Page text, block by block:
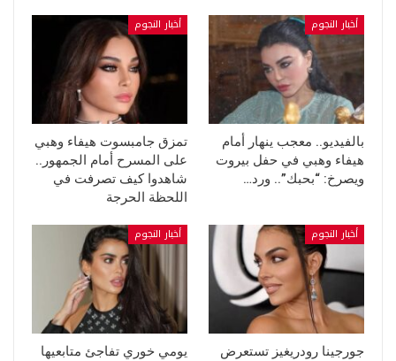
أخبار النجوم
بالفيديو.. معجب ينهار أمام
هيفاء وهبي في حفل بيروت
ويصرخ: “بحبك”.. ورد…
أخبار النجوم
تمزق جامبسوت هيفاء وهبي
على المسرح أمام الجمهور..
شاهدوا كيف تصرفت في
اللحظة الحرجة
أخبار النجوم
جورجينا رودريغيز تستعرض
أخبار النجوم
يومي خوري تفاجئ متابعيها